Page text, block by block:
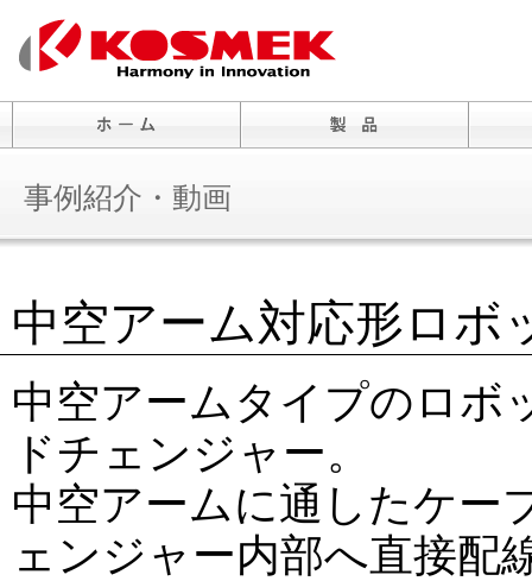
事例紹介・動画
中空アーム対応形ロボ
中空アームタイプのロボ
ドチェンジャー。
中空アームに通したケー
ェンジャー内部へ直接配